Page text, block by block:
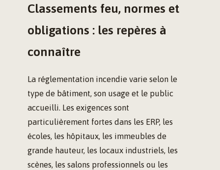
Classements feu, normes et
obligations : les repères à
connaître
La réglementation incendie varie selon le
type de bâtiment, son usage et le public
accueilli. Les exigences sont
particulièrement fortes dans les ERP, les
écoles, les hôpitaux, les immeubles de
grande hauteur, les locaux industriels, les
scènes, les salons professionnels ou les